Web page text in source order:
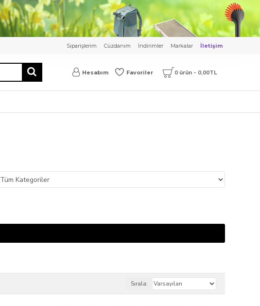
Siparişlerim Cüzdanım İndirimler Markalar İletişim
Hesabım Favoriler 0 ürün - 0,00TL
Sırala: